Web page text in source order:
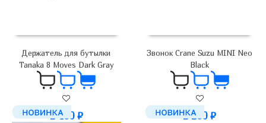
Держатель для бутылки
Tanaka 8 Moves Dark Gray
2 400 ₽
Звонок Crane Suzu MINI Neo
Black
2 200₽